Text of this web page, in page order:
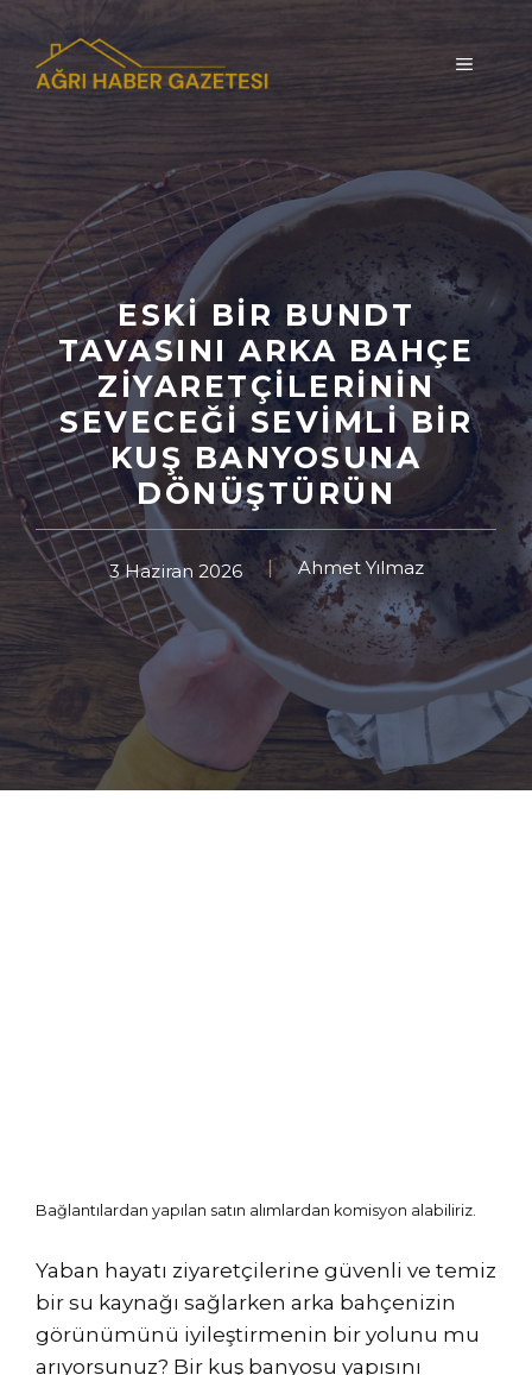
İçeriğe
MENÜ
ESKI BIR BUNDT
TAVASINI ARKA BAHÇE
ZIYARETÇILERININ
SEVECEĞI SEVIMLI BIR
KUŞ BANYOSUNA
DÖNÜŞTÜRÜN
3 Haziran 2026 Ahmet Yılmaz
Bağlantılardan yapılan satın alımlardan komisyon alabiliriz.
Yaban hayatı ziyaretçilerine güvenli ve temiz
bir su kaynağı sağlarken arka bahçenizin
görünümünü iyileştirmenin bir yolunu mu
arıyorsunuz? Bir kuş banyosu yapısını